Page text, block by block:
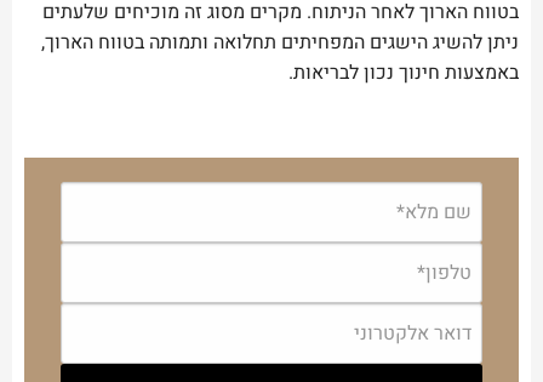
בטווח הארוך לאחר הניתוח. מקרים מסוג זה מוכיחים שלעתים
ניתן להשיג הישגים המפחיתים תחלואה ותמותה בטווח הארוך,
באמצעות חינוך נכון לבריאות.